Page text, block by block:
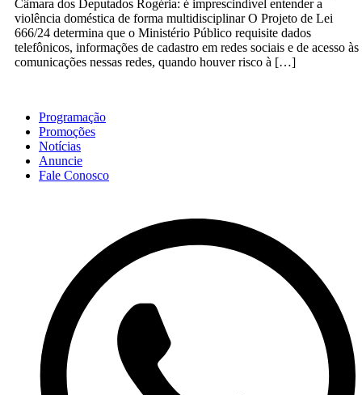
Câmara dos Deputados Rogéria: é imprescindível entender a
violência doméstica de forma multidisciplinar O Projeto de Lei
666/24 determina que o Ministério Público requisite dados
telefônicos, informações de cadastro em redes sociais e de acesso às
comunicações nessas redes, quando houver risco à […]
Programação
Promoções
Notícias
Anuncie
Fale Conosco